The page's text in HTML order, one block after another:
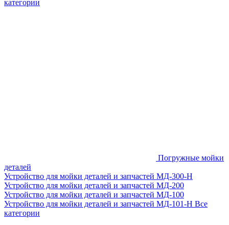
категории
Погружные мойки
деталей
Устройство для мойки деталей и запчастей МД-300-H
Устройство для мойки деталей и запчастей МД-200
Устройство для мойки деталей и запчастей МД-100
Устройство для мойки деталей и запчастей МД-101-Н Все
категории